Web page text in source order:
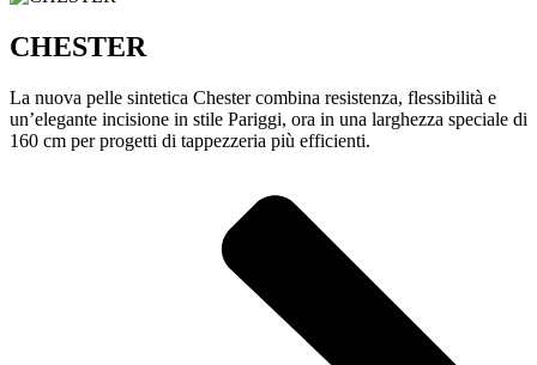
CHESTER
La nuova pelle sintetica Chester combina resistenza, flessibilità e
un’elegante incisione in stile Pariggi, ora in una larghezza speciale di
160 cm per progetti di tappezzeria più efficienti.